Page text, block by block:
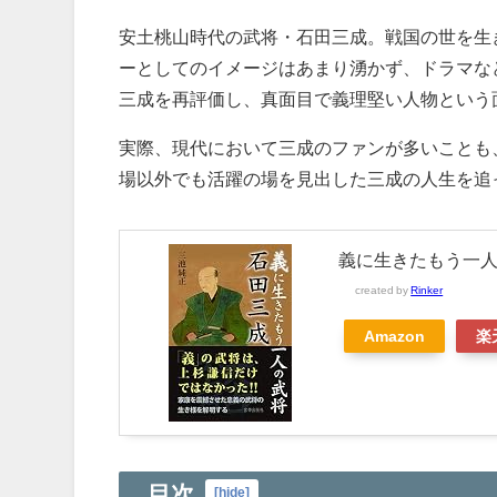
安土桃山時代の武将・石田三成。戦国の世を
ーとしてのイメージはあまり湧かず、ドラマ
三成を再評価し、真面目で義理堅い人物という
実際、現代において三成のファンが多いこと
場以外でも活躍の場を見出した三成の人生を追
義に生きたもう一
created by Rinker
Amazon 楽
[hide]